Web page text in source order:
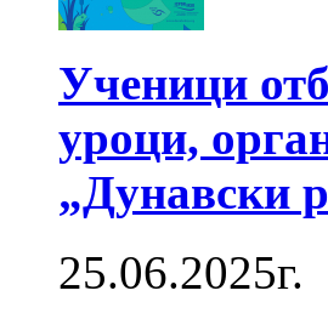
Ученици
уроци,
„Дунавски
25.06.2025г.